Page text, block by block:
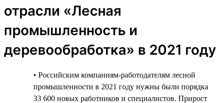
отрасли «Лесная
промышленность и
деревообработка» в 2021 году
• Российским компаниям-работодателям лесной
промышленности в 2021 году нужны были порядка
33 600 новых работников и специалистов. Прирост